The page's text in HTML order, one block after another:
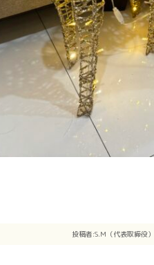
投稿者:S.M（代表取締役）